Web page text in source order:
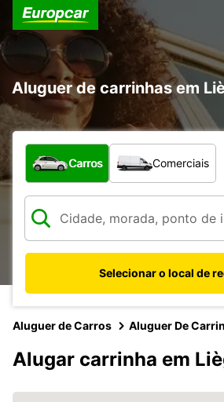
Aluguer de carrinhas em
Que tipo de veículo pretende?
Carros Comerciais
Selecionar o local de
Aluguer de Carros Aluguer De
Alugar carrinha em